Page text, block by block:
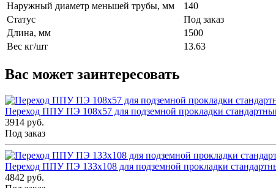
Наружный диаметр меньшей трубы, мм
140
Статус
Под заказ
Длина, мм
1500
Вес кг/шт
13.63
Вас может заинтересовать
Переход ППУ ПЭ 108x57 для подземной прокладки
3914 руб.
Под заказ
Переход ППУ ПЭ 133x108 для подземной прокладки
4842 руб.